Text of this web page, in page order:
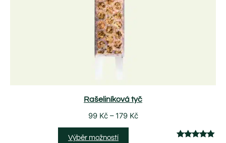
Rašeliníková tyč
99 Kč – 179 Kč
Výběr možností